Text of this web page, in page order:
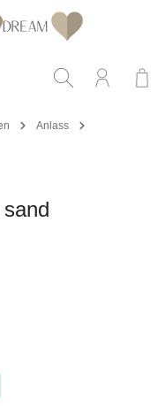
Anlass